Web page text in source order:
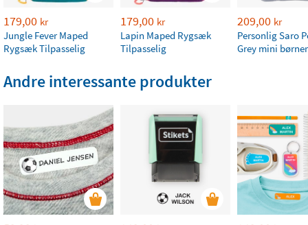
179,00 kr
Jungle Fever Maped
Rygsæk Tilpasselig
179,00 kr
Lapin Maped Rygsæk
Tilpasselig
209,00 kr
Personlig Saro
Grey mini
Andre interessante produkter